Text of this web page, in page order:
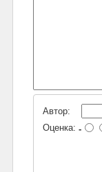
Автор:
Оценка: -